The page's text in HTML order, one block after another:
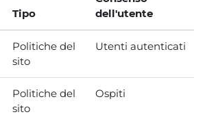
Tipo
dell'utente
Politiche del
sito
Utenti autenticati
Politiche del
sito
Ospiti